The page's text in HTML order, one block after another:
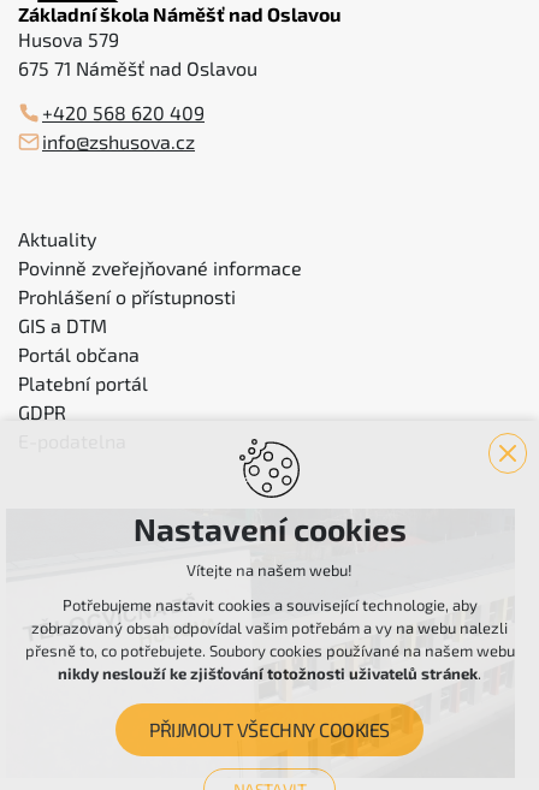
Základní škola Náměšť nad Oslavou
Husova 579
675 71 Náměšť nad Oslavou
+420 568 620 409
info@zshusova.cz
Aktuality
Povinně zveřejňované informace
Prohlášení o přístupnosti
GIS a DTM
Portál občana
Platební portál
GDPR
Nastavení cookies
Vítejte na našem webu!
Potřebujeme nastavit cookies a související technologie, aby
zobrazovaný obsah odpovídal vašim potřebám a vy na webu nalezli
přesně to, co potřebujete. Soubory cookies používané na našem webu
nikdy neslouží ke zjišťování totožnosti uživatelů stránek.
PŘIJMOUT VŠECHNY COOKIES